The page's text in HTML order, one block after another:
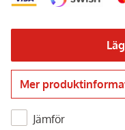
Mer
Jämför